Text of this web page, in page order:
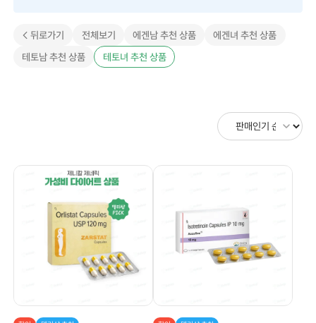
< 뒤로가기 전체보기 에겐남 추천 상품
에겐녀 추천 상품
테토남 추천 상품
테토녀 추천 상품